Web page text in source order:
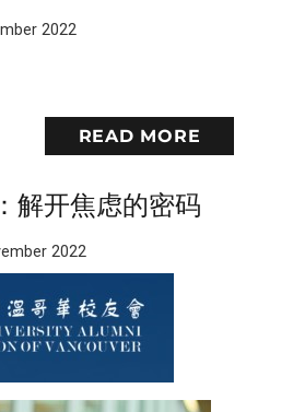
2022
READ MORE
解开焦虑的密码
2022